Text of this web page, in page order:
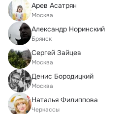
Арев Асатрян
Москва
Александр Норинский
Брянск
Сергей Зайцев
Москва
Денис Бородицкий
Москва
Наталья Филиппова
Черкассы